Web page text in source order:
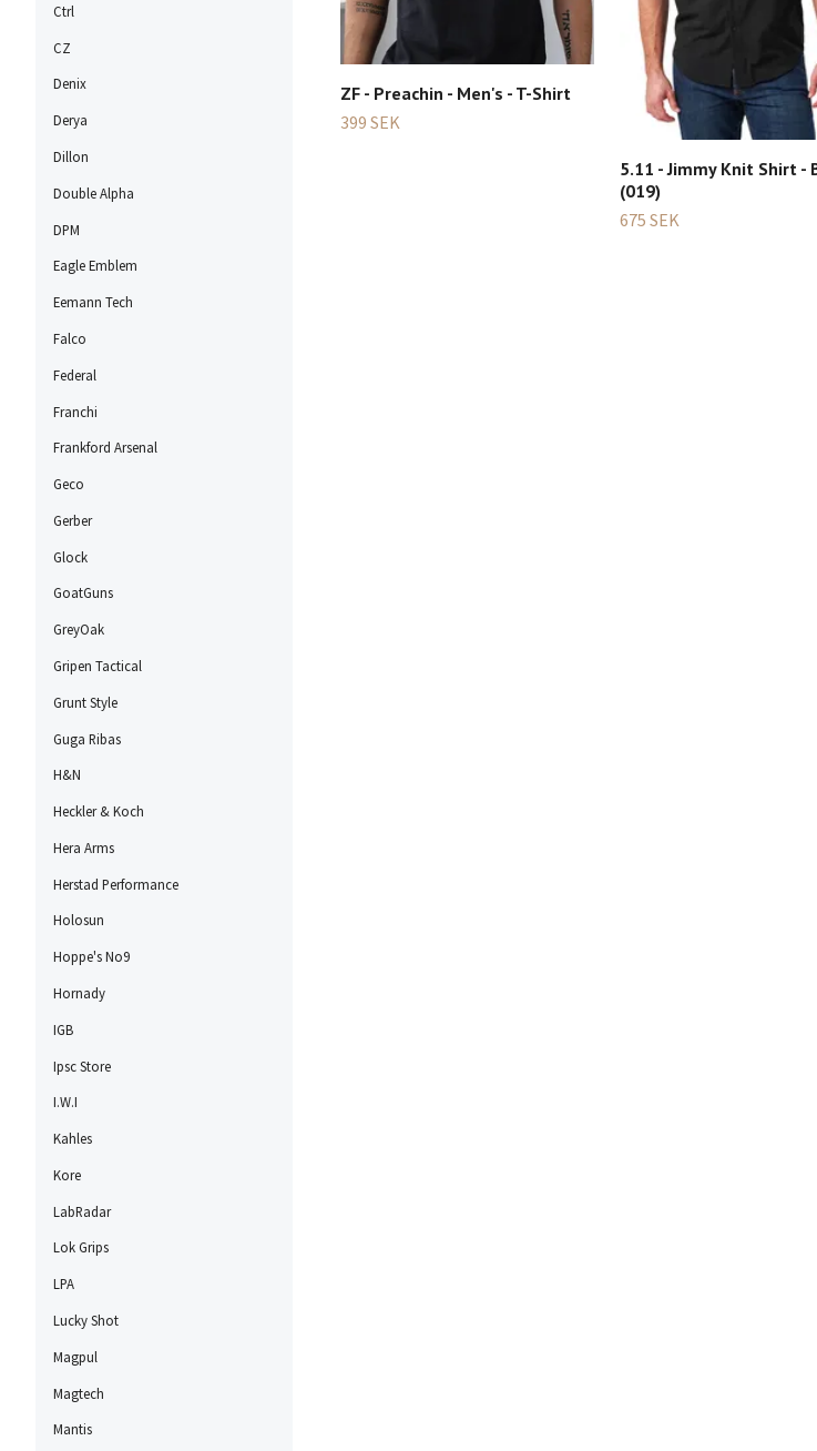
Ctrl
CZ
Denix
Derya
Dillon
Double Alpha
DPM
Eagle Emblem
Eemann Tech
Falco
Federal
Franchi
Frankford Arsenal
Geco
Gerber
Glock
GoatGuns
GreyOak
Gripen Tactical
Grunt Style
Guga Ribas
H&N
Heckler & Koch
Hera Arms
Herstad Performance
Holosun
Hoppe's No9
Hornady
IGB
Ipsc Store
I.W.I
Kahles
Kore
LabRadar
Lok Grips
LPA
Lucky Shot
Magpul
Magtech
Mantis
ZF - Preachin - Men's - T-Shirt
399 SEK
5.11 - Jimmy Knit Shirt -
(019)
675 SEK